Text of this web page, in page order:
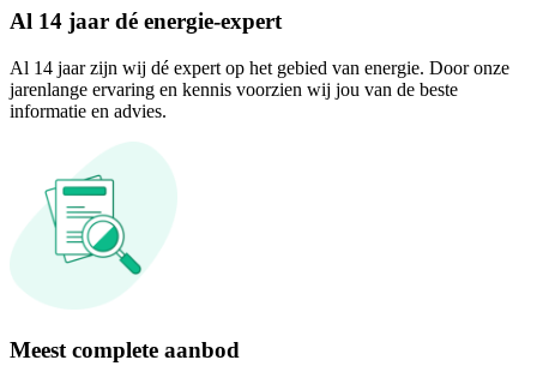
Al 14 jaar dé energie-expert
Al 14 jaar zijn wij dé expert op het gebied van energie. Door onze
jarenlange ervaring en kennis voorzien wij jou van de beste
informatie en advies.
Meest complete aanbod